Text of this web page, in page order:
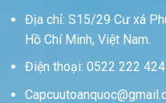
Địa chỉ: S15/29 Cư xá
Hồ Chí Minh, Việt Nam.
Điện thoại: 0522 222